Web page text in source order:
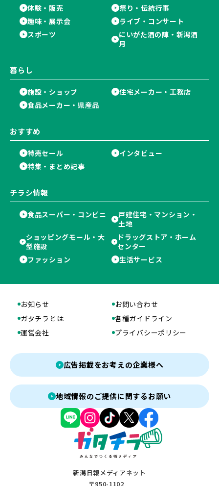
体験・販売
祭り・伝統行事
趣味・展示会
ライブ・コンサート
スポーツ
にいがた酒の陣・新潟酒
月
暮らし
施設・ショップ
住宅メーカー・工務店
食品メーカー・県産品
おすすめ
特売セール
インタビュー
特集・まとめ記事
チラシ情報
食品スーパー・コンビニ
戸建住宅・マンション・
土地
ショッピングモール・大
型施設
ドラッグストア・ホーム
センター
ファッション
生活サービス
新潟日報メディアネット
〒950-1102
お知らせ
お問い合わせ
ガタチラとは
各種ガイドライン
運営会社
プライバシーポリシー
広告掲載をお考えの企業様へ
地域情報のご提供に関するお願い